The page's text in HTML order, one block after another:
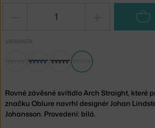
VARIANTA
Rovné závěsné svítidlo Arch Straight, které
značku Oblure navrhl designér Johan
Johansson. Provedení: bílá.